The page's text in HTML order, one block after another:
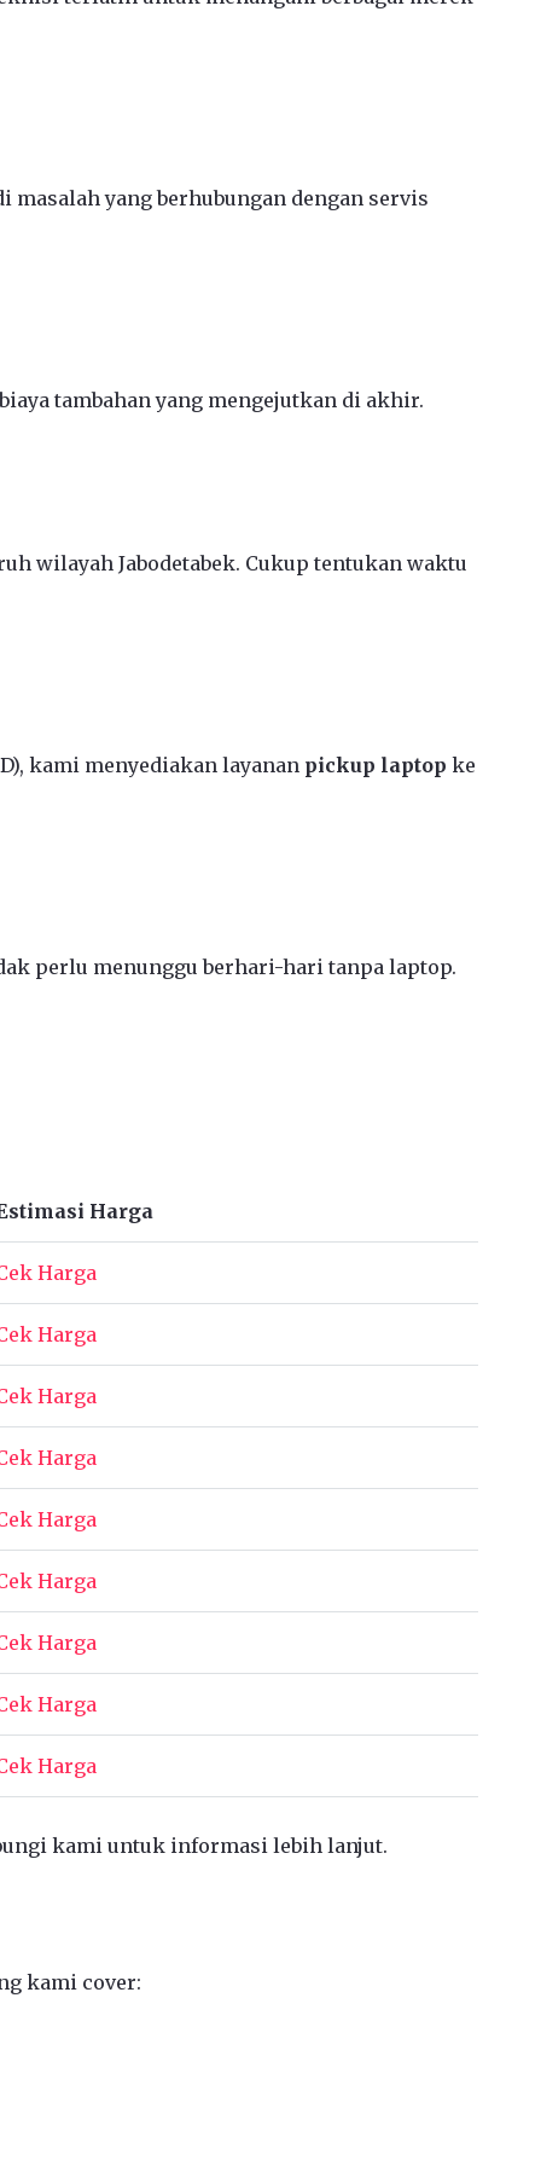
yang berhubungan dengan servis
tambahan yang mengejutkan di akhir.
wilayah Jabodetabek. Cukup tentukan waktu
kami menyediakan layanan pickup laptop ke
perlu menunggu berhari-hari tanpa laptop.
Harga
Harga
Harga
Harga
Harga
Harga
Harga
Harga
Harga
Harga
kami untuk informasi lebih lanjut.
kami cover: